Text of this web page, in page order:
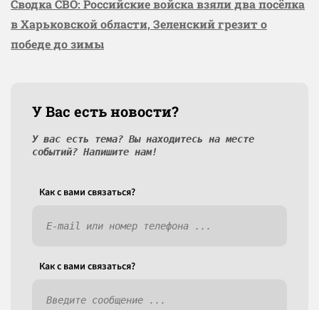
Сводка СВО: Российские войска взяли два посёлка
в Харьковской области, Зеленский грезит о
победе до зимы
У Вас есть новости?
У вас есть тема? Вы находитесь на месте
событий? Напишите нам!
Как c вами связаться?
Как c вами связаться?